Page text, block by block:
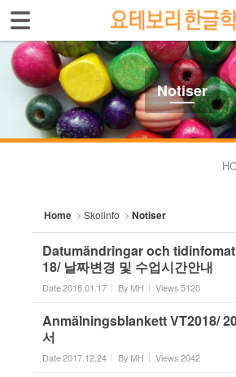
Notiser
Home Skolinfo Notiser
Datumändringar och
18/ 날짜변경 및 수업시간안내
Date2018.01.17 By MH Views5120
Anmälningsblankett VT2018/
서
Date2017.12.24 By MH Views2042
Sign In Sign Up
Select language
Introduktion av skolan
Skolinfo
Photoalbum
Lärarinfo
Anslagstavlan
Sketchbook5, 스케
Sketchbook5, 스케